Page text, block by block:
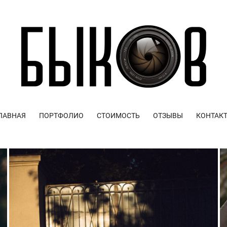
ПОРТФОЛИО СТОИМОСТЬ ОТЗЫВЫ